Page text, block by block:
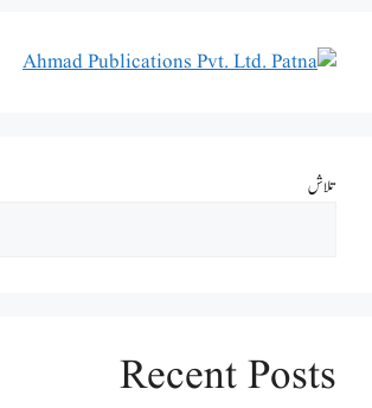
تلاش
Recent Posts